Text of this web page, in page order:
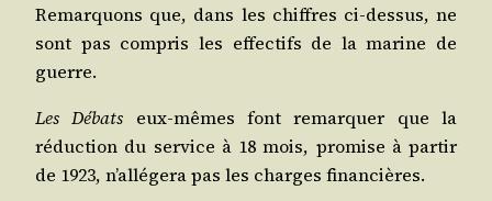
Remar­quons que, dans les chiffres ci-des­sus, ne
sont pas com­pris les effec­tifs de la marine de
guerre.
Les Débats eux-mêmes font remar­quer que la
réduc­tion du ser­vice à 18 mois, pro­mise à par­tir
de 1923, n’allégera pas les charges financières.